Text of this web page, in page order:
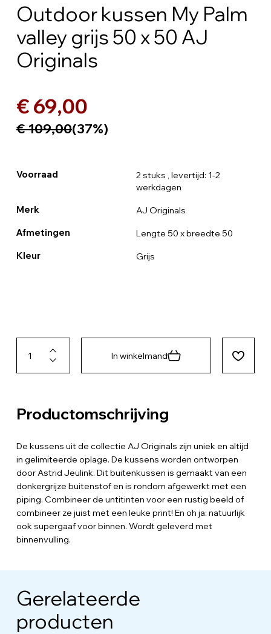
Outdoor kussen My Palm
valley grijs 50 x 50 AJ
Originals
€ 69,00
€ 109,00(37%)
Voorraad 2 stuks , levertijd: 1-2
werkdagen
Merk AJ Originals
Afmetingen Lengte 50 x breedte 50
Kleur Grijs
In winkelmand
Productomschrijving
De kussens uit de collectie AJ Originals zijn uniek en altijd
in gelimiteerde oplage. De kussens worden ontworpen
door Astrid Jeulink. Dit buitenkussen is gemaakt van een
donkergrijze buitenstof en is rondom afgewerkt met een
piping. Combineer de untitinten voor een rustig beeld of
combineer ze juist met een leuke print! En oh ja: natuurlijk
ook supergaaf voor binnen. Wordt geleverd met
binnenvulling.
Gerelateerde
producten